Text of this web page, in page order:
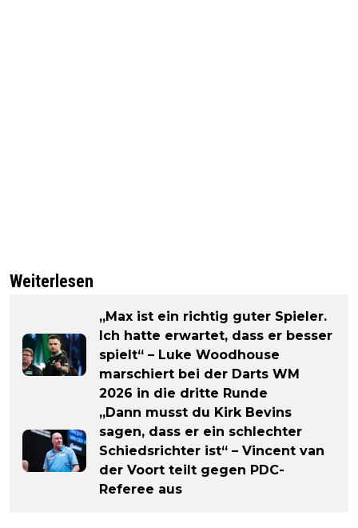
Weiterlesen
„Max ist ein richtig guter Spieler.
Ich hatte erwartet, dass er besser
spielt“ – Luke Woodhouse
marschiert bei der Darts WM
2026 in die dritte Runde
„Dann musst du Kirk Bevins
sagen, dass er ein schlechter
Schiedsrichter ist“ – Vincent van
der Voort teilt gegen PDC-
Referee aus